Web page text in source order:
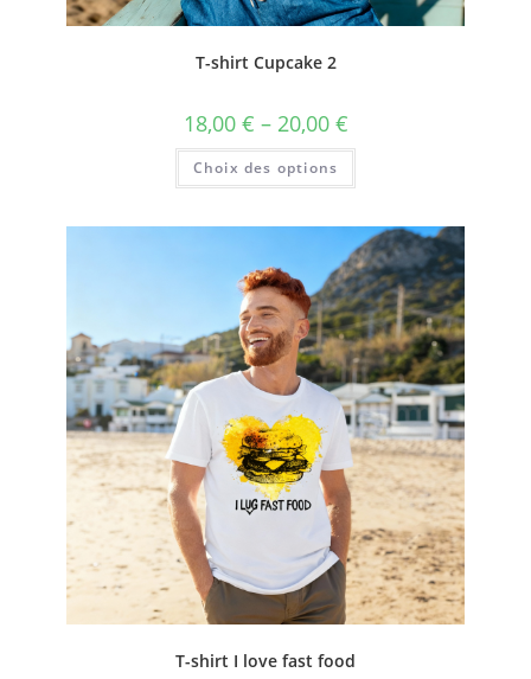
T-shirt Cupcake 2
18,00 € – 20,00 €
Choix des options
T-shirt I love fast food